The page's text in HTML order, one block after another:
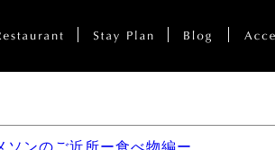
ソンのご近所ー食べ物編ー